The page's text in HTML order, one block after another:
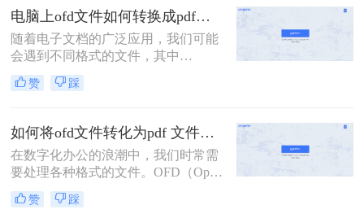
况，可以采取一些简单的方法来实
现。那么OFD怎么转换成PDF格式
呢？在本文中，我们将介绍几种常见
的转换方法，让你轻松实现OFD到
PDF的格式转换。
电脑上ofd文件如何转换成pdf格式？建议你试试这三种方法！
随着电子文档的广泛应用，我们可能
会遇到不同格式的文件，其中
OFD（Open Fixed-layout Document）
格式是一种在电子公文、电子票据等
而，由于PDF（Portable Document
Format）格式的通用性和跨平台兼容
性，很多时候我们需要将OFD文件转
换为PDF格式。下面，我将详细介绍
电脑上ofd文件如何转换成pdf格式的
几种方法。
赞 踩
如何将ofd文件转化为pdf 文件？这二种方法分享给你！
在数字化办公的浪潮中，我们时常需
要处理各种格式的文件。OFD（Open
Fixed-layout Document）文件作为一种
特定的电子文档格式，在一些特定领
赞 踩